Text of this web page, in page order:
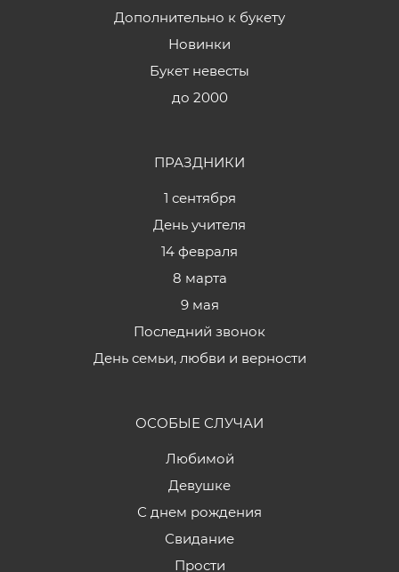
Дополнительно к букету
Новинки
Букет невесты
до 2000
ПРАЗДНИКИ
1 сентября
День учителя
14 февраля
8 марта
9 мая
Последний звонок
День семьи, любви и верности
ОСОБЫЕ СЛУЧАИ
Любимой
Девушке
С днем рождения
Свидание
Прости